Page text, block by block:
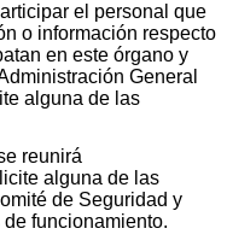
el personal que
o información respecto
en este órgano y
General
alguna de las
reunirá
alguna de las
de Seguridad y
funcionamiento.